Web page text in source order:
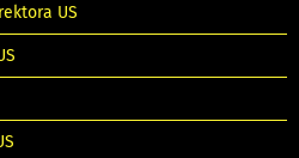
US